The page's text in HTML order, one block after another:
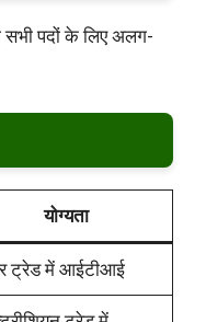
सभी पदों के लिए अलग-
योग्यता
ट्रेड में आईटीआई